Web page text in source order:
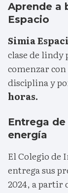
Aprende a
Espacio
Simia
clase de lindy
comenzar
disciplina y
horas.
Entrega
energía
El Colegio de
entrega sus
2024, a partir